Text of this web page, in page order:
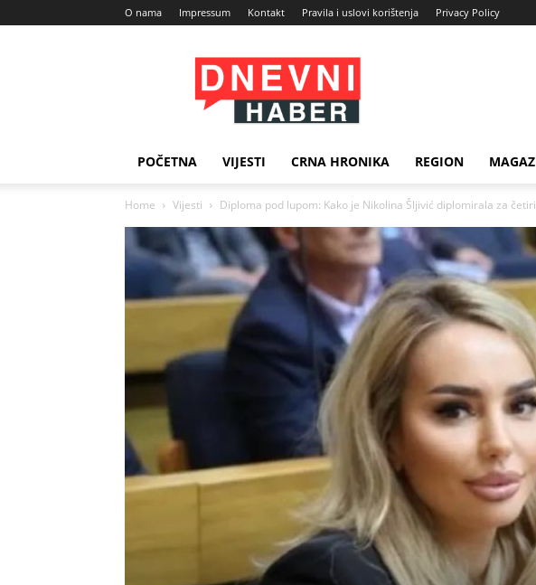
O nama Impressum Kontakt Pravila i uslovi korištenja Privacy Policy
Dnevni
Haber
POČETNA VIJESTI CRNA HRONIKA REGION
Home Vijesti Diploma pod lupom: Kako je Nikolina Šljivić diplomirala za